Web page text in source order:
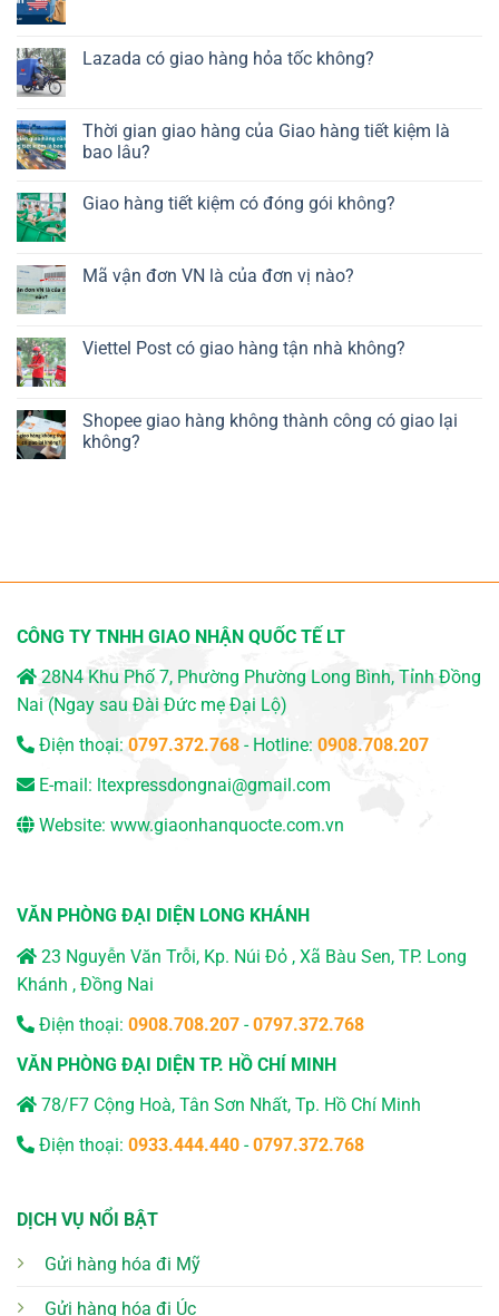
Lazada có giao hàng hỏa tốc không?
Thời gian giao hàng của Giao hàng tiết kiệm là
bao lâu?
Giao hàng tiết kiệm có đóng gói không?
Mã vận đơn VN là của đơn vị nào?
Viettel Post có giao hàng tận nhà không?
Shopee giao hàng không thành công có giao lại
không?
CÔNG TY TNHH GIAO NHẬN QUỐC TẾ LT
28N4 Khu Phố 7, Phường Phường Long Bình, Tỉnh Đồng
Nai (Ngay sau Đài Đức mẹ Đại Lộ)
Điện thoại: 0797.372.768 - Hotline: 0908.708.207
E-mail: ltexpressdongnai@gmail.com
Website: www.giaonhanquocte.com.vn
VĂN PHÒNG ĐẠI DIỆN LONG KHÁNH
23 Nguyễn Văn Trỗi, Kp. Núi Đỏ , Xã Bàu Sen, TP. Long
Khánh , Đồng Nai
Điện thoại: 0908.708.207 -0797.372.768
VĂN PHÒNG ĐẠI DIỆN TP. HỒ CHÍ MINH
78/F7 Cộng Hoà, Tân Sơn Nhất, Tp. Hồ Chí Minh
Điện thoại: 0933.444.440 -0797.372.768
DỊCH VỤ NỔI BẬT
Gửi hàng hóa đi Mỹ
Gửi hàng hóa đi Úc